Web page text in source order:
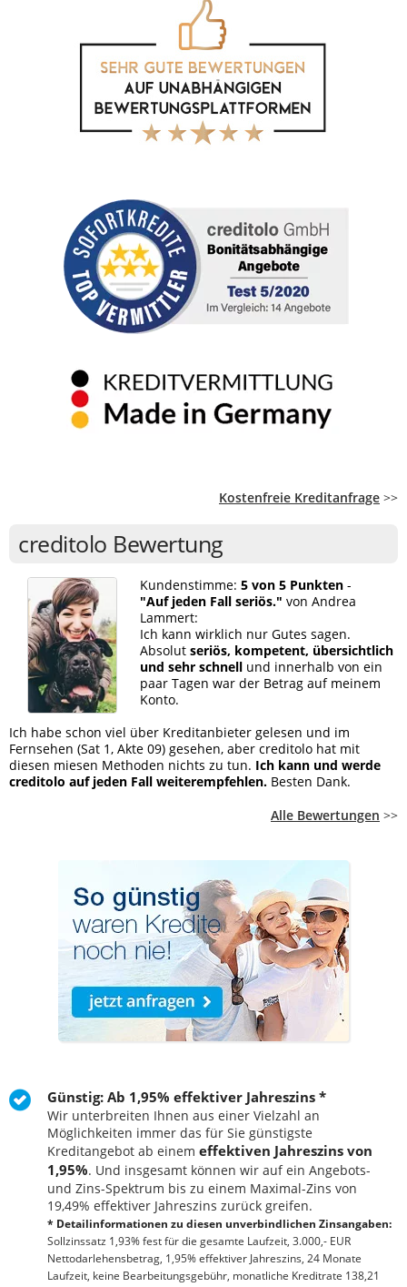
Kostenfreie Kreditanfrage >>
creditolo Bewertung
Kundenstimme:5 von 5 Punkten -
"Auf jeden Fall seriös." von Andrea
Lammert:
Ich kann wirklich nur Gutes sagen.
Absolutseriös, kompetent, übersichtlich
und sehr schnell und innerhalb von ein
paar Tagen war der Betrag auf meinem
Konto.
Ich habe schon viel über Kreditanbieter gelesen und im
Fernsehen (Sat 1, Akte 09) gesehen, aber creditolo hat mit
diesen miesen Methoden nichts zu tun. Ich kann und werde
creditolo auf jeden Fall weiterempfehlen. Besten Dank.
Alle Bewertungen >>
Günstig: Ab 1,95% effektiver Jahreszins *
Wir unterbreiten Ihnen aus einer Vielzahl an
Möglichkeiten immer das für Sie günstigste
Kreditangebot ab einem effektiven Jahreszins von
1,95%. Und insgesamt können wir auf ein Angebots-
und Zins-Spektrum bis zu einem Maximal-Zins von
19,49% effektiver Jahreszins zurück greifen.
* Detailinformationen zu diesen unverbindlichen Zinsangaben:
Sollzinssatz 1,93% fest für die gesamte Laufzeit, 3.000,- EUR
Nettodarlehensbetrag, 1,95% effektiver Jahreszins, 24 Monate
Laufzeit, keine Bearbeitungsgebühr, monatliche Kreditrate 138,21